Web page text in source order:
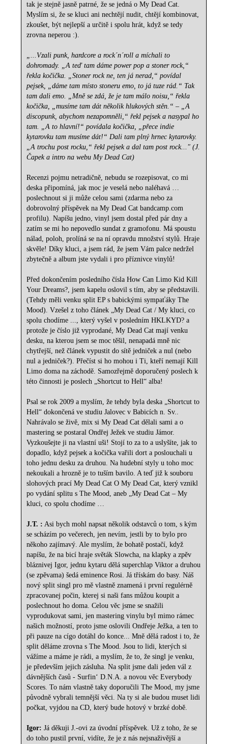
tak je stejně jasně patrné, že se jedná o My Dead Cat.
Myslím si, že se kluci ani nechtějí nudit, chtějí kombinovat,
zkoušet, být nejlepší a určitě i spolu hrát, když se tedy
zrovna neperou :).
„...Vzali punk, hardcore a rock´n´roll a míchali to
dohromady. „A teď tam dáme power pop a stoner rock,“
řekla kočička. „Stoner rock ne, ten já nerad,“ povídal
pejsek, „dáme tam místo stoneru emo, to já tuze rád.“ Tak
tam dali emo. „Mně se zdá, že je tam málo noisu,“ řekla
kočička, „musíme tam dát několik hlukových stěn.“ – „A
discopunk, abychom nezapomněli,“ řekl pejsek a nasypal ho
tam. „A to hlavní!“ povídala kočička, „přece indie
kytarovku tam musíme dát!“ Dali tam plný hrnec kytarovky.
„A trochu post rocku,“ řekl pejsek a dal tam post rock..." (J.
Čapek a intro na webu My Dead Cat)
Recenzi pojmu netradičně, nebudu se rozepisovat, co mi
deska připomíná, jak moc je veselá nebo naléhavá …
poslechnout si ji může celou sami (zdarma nebo za
dobrovolný příspěvek na My Dead Cat bandcamp.com
profilu). Napíšu jedno, vinyl jsem dostal před pár dny a
zatím se mi ho nepovedlo sundat z gramofonu. Má spoustu
nálad, poloh, prolíná se na ní opravdu množství stylů. Hraje
skvěle! Díky kluci, a jsem rád, že jsem Vám palce nedržel
zbytečně a album jste vydali i pro příznivce vinylů!
Před dokončením posledního čísla How Can Limo Kid Kill
Your Dreams?, jsem kapelu oslovil s tím, aby se představili.
(Tehdy měli venku split EP s babickými sympaťáky The
Mood). Vzešel z toho článek „My Dead Cat / My kluci, co
spolu chodíme ..., který vyšel v posledním HKLKYD? a
protože je číslo již vyprodané, My Dead Cat mají venku
desku, na kterou jsem se moc těšil, nenapadá mně nic
chytřejší, než článek vypustit do sítě jedniček a nul (nebo
nul a jedniček?). Přečíst si ho mohou i Ti, kteří nemají Kill
Limo doma na záchodě. Samozřejmě doporučený poslech k
této činnosti je poslech „Shortcut to Hell“ alba!
Psal se rok 2009 a myslím, že tehdy byla deska „Shortcut to
Hell“ dokončená ve studiu Jalovec v Babicích n. Sv..
Nahrávalo se živě, mix si My Dead Cat dělali sami a o
mastering se postaral Ondřej Ježek ve studiu Jámor.
Vyzkoušejte ji na vlastní uši! Stojí to za to a uslyšíte, jak to
dopadlo, když pejsek a kočička vařili dort a poslouchali u
toho jednu desku za druhou. Na hudební styly u toho moc
nekoukali a hrozně je to tuším bavilo. A teď již k souboru
slohových prací My Dead Cat O My Dead Cat, který vznikl
po vydání splitu s The Mood, aneb „My Dead Cat – My
kluci, co spolu chodíme …
J.T. : Asi bych mohl napsat několik odstavců o tom, s kým
se scházím po večerech, jen nevím, jestli by to bylo pro
někoho zajímavý. Ale myslím, že bohatě postačí, když
napíšu, že na bicí hraje světák Slowcha, na klapky a zpěv
bláznivej Igor, jednu kytaru dělá superchlap Viktor a druhou
(se zpěvama) šedá eminence Rosi. Já třískám do basy. Náš
nový split singl pro mě vlastně znamená i první regulérně
zpracovanej počin, kterej si naši fans můžou koupit a
poslechnout ho doma. Celou věc jsme se snažili
vyprodukovat sami, jen mastering vinylu byl mimo rámec
našich možností, proto jsme oslovili Ondřeje Ježka, a ten to
při pauze na cígo dotáhl do konce... Mně dělá radost i to, že
split děláme zrovna s The Mood. Jsou to lidi, kterých si
vážíme a máme je rádi, a myslím, že to, že singl je venku,
je především jejich zásluha. Na split jsme dali jeden vál z
dávnějších časů - Surfin‘ D.N.A. a novou věc Everybody
Scores. To nám vlastně taky doporučili The Mood, my jsme
původně vybrali temnější věci. Na ty si ale budou muset lidi
počkat, vyjdou na CD, který bude hotový v brzké době.
Igor: Já děkuji J.-ovi za úvodní příspěvek. Už z toho, že se
do toho pustil první, vidíte, že je z nás nejsnaživější a